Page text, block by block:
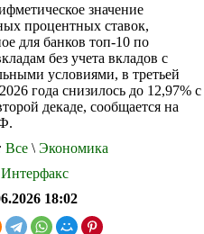
значение
процентных ставок,
для банков топ-10 по
без учета вкладов с
условиями, в третьей
года снизилось до 12,97% с
декаде, сообщается на
Все \ Экономика
Интерфакс
18:02